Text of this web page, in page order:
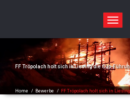
Toggle
FF Tröpolach holt sich in Liesing die Cup-
Home / Bewerbe / FF Tröpolach holt sich in